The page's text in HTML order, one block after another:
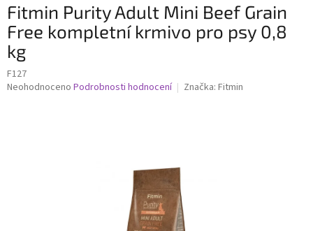
Fitmin Purity Adult Mini Beef Grain
Free kompletní krmivo pro psy 0,8
kg
F127
Průměrné
Neohodnoceno Podrobnosti hodnocení Značka: Fitmin